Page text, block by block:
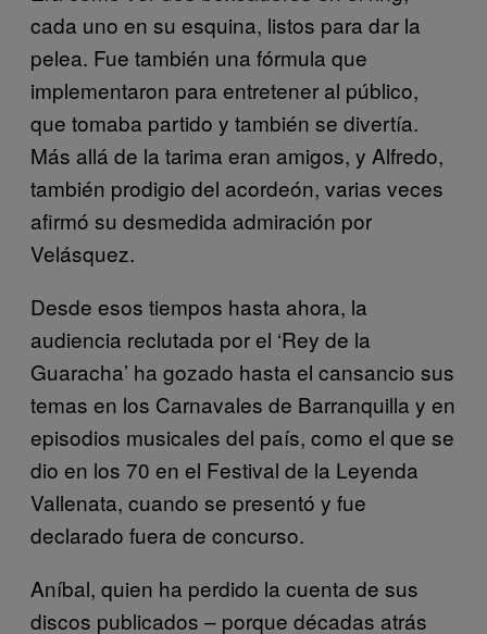
cada uno en su esquina, listos para dar la
pelea. Fue también una fórmula que
implementaron para entretener al público,
que tomaba partido y también se divertía.
Más allá de la tarima eran amigos, y Alfredo,
también prodigio del acordeón, varias veces
afirmó su desmedida admiración por
Velásquez.
Desde esos tiempos hasta ahora, la
audiencia reclutada por el ‘Rey de la
Guaracha’ ha gozado hasta el cansancio sus
temas en los Carnavales de Barranquilla y en
episodios musicales del país, como el que se
dio en los 70 en el Festival de la Leyenda
Vallenata, cuando se presentó y fue
declarado fuera de concurso.
Aníbal, quien ha perdido la cuenta de sus
discos publicados – porque décadas atrás